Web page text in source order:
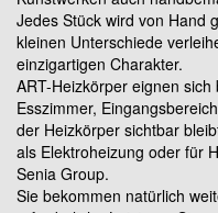
Jedes Stück wird von Hand
kleinen Unterschiede
einzigartigen Charakter.
ART-Heizkörper eignen
Esszimmer,
der Heizkörper sichtbar
als Elektroheizung oder für
Senia Group.
Sie bekommen natürlich